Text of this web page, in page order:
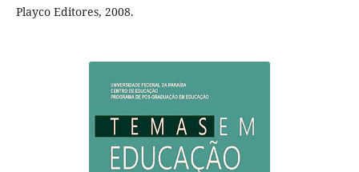
Playco Editores, 2008.